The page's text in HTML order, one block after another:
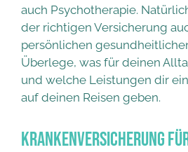
auch Psychotherapie.
der richtigen Versicherung
persönlichen
Überlege, was für deinen
und welche Leistungen dir
auf deinen Reisen geben.
Krankenversicherung